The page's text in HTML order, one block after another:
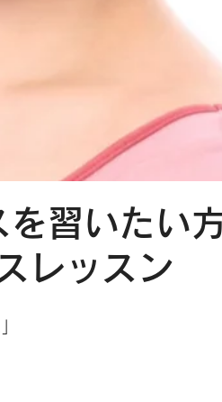
習いたい
レッスン